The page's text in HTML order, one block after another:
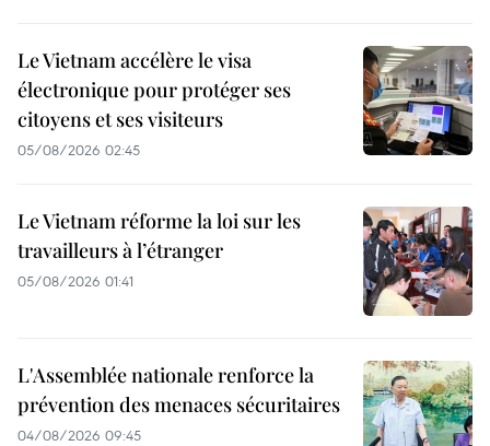
Le Vietnam accélère le visa
électronique pour protéger ses
citoyens et ses visiteurs
05/08/2026 02:45
Le Vietnam réforme la loi sur les
travailleurs à l’étranger
05/08/2026 01:41
L'Assemblée nationale renforce la
prévention des menaces sécuritaires
04/08/2026 09:45